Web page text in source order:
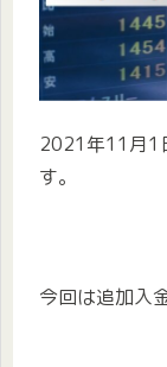
2021年11月1
す。
今回は追加入